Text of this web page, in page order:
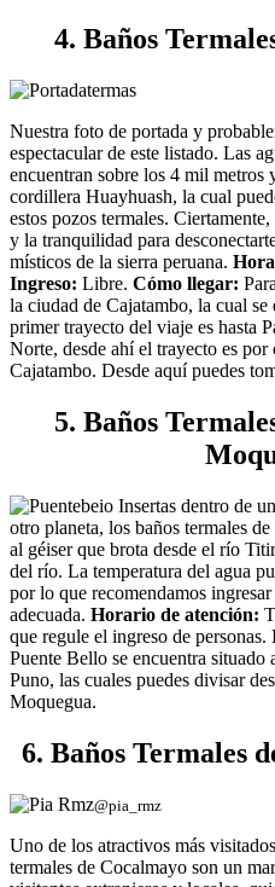
4. Baños
Nuestra foto de portada y
espectacular de este listado. Las
encuentran sobre los 4 mil metros
cordillera Huayhuash, la cual
estos pozos termales.
y la tranquilidad para
místicos de la sierra peruana.
Ingreso: Libre. Cómo llegar:
la ciudad de Cajatambo, la cual
primer trayecto del viaje es hasta
Norte, desde ahí el trayecto es por
Cajatambo. Desde aquí puedes
5. Baños
Insertas dentro de
otro planeta, los baños termales
al géiser que brota desde el río
del río. La temperatura del agua
por lo que recomendamos
adecuada. Horario de atención:
que regule el ingreso de personas.
Puente Bello se encuentra
Puno, las cuales puedes divisar
Moquegua.
6. Baños Termales
@pia_rmz
Uno de los atractivos más
termales de Cocalmayo son un